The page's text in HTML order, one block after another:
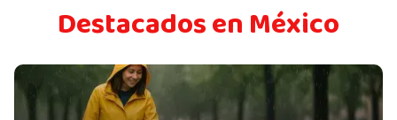
Destacados en México
Argentina
Chile
México